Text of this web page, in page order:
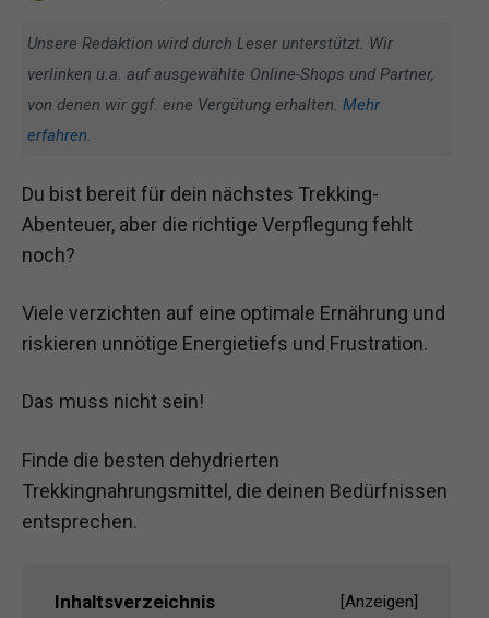
Unsere Redaktion wird durch Leser unterstützt. Wir
verlinken u.a. auf ausgewählte Online-Shops und Partner,
von denen wir ggf. eine Vergütung erhalten. Mehr
erfahren.
Du bist bereit für dein nächstes Trekking-
Abenteuer, aber die richtige Verpflegung fehlt
noch?
Viele verzichten auf eine optimale Ernährung und
riskieren unnötige Energietiefs und Frustration.
Das muss nicht sein!
Finde die besten dehydrierten
Trekkingnahrungsmittel, die deinen Bedürfnissen
entsprechen.
Inhaltsverzeichnis [Anzeigen]